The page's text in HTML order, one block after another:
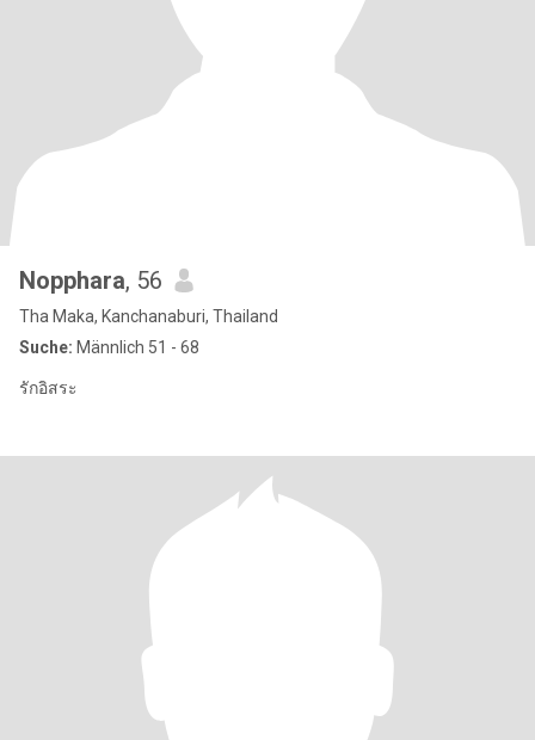
Nopphara, 56
Tha Maka, Kanchanaburi, Thailand
Suche: Männlich 51 - 68
รักอิสระ